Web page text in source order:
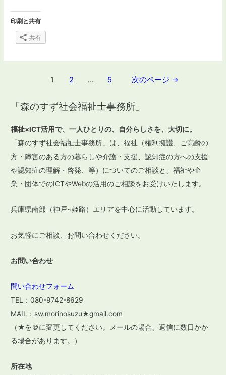
印刷と共有
共有
ナ
ビ
ゲ
ー
シ
ョ
ン
1 2 … 5 次のページ →
「森のすず社会福祉士事務所」
福祉×ICT活用で、一人ひとりの、自分らしさを、大切に。
「森のすず社会福祉士事務所」は、福祉（権利擁護、ご高齢の
方・障害のある方の暮らしや介護・支援、認知症の方への支援
や認知症の理解・啓発、等）についてのご相談と、福祉や企
業・団体でのICTやWebの活用のご相談をお受けいたします。
兵庫県南部（神戸~姫路）エリアを中心に活動しています。
お気軽にご相談、お問い合わせください。
お問い合わせ
問い合わせフォーム
TEL：080-9742-8629
MAIL：sw.morinosuzu★gmail.com
（★を＠に変更してください。メールの場合、返信に数日かか
る場合があります。）
所在地